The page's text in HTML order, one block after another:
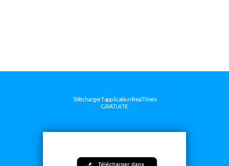
Télécharger l'application RealTimes
GRATUITE